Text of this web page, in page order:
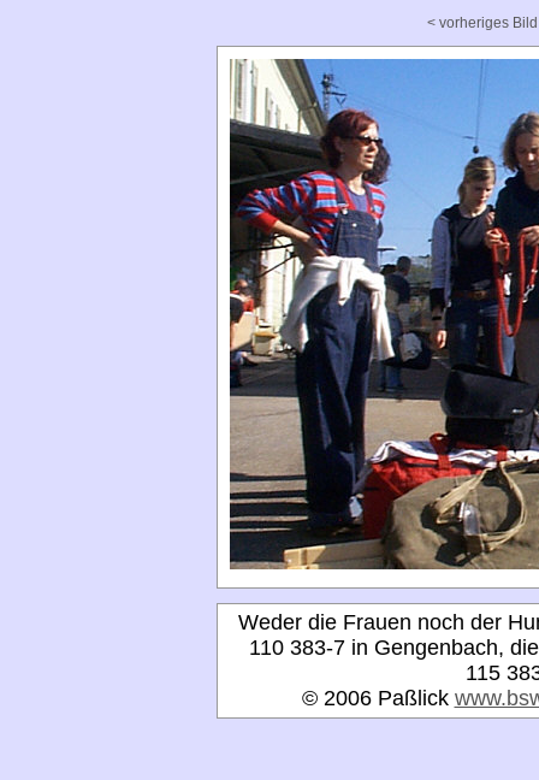
< vorheriges Bild
Weder die Frauen noch der
110 383-7 in Gengenbach,
115
© 2006 Paßlick